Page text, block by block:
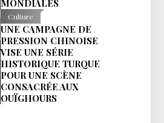
MONDIALES
Culture
UNE CAMPAGNE DE
PRESSION CHINOISE
VISE UNE SÉRIE
HISTORIQUE TURQUE
POUR UNE SCÈNE
CONSACRÉE AUX
OUÏGHOURS